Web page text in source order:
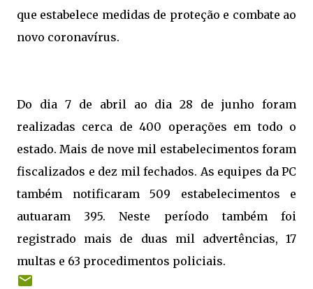
que estabelece medidas de proteção e combate ao
novo coronavírus.
Do dia 7 de abril ao dia 28 de junho foram
realizadas cerca de 400 operações em todo o
estado. Mais de nove mil estabelecimentos foram
fiscalizados e dez mil fechados. As equipes da PC
também notificaram 509 estabelecimentos e
autuaram 395. Neste período também foi
registrado mais de duas mil advertências, 17
multas e 63 procedimentos policiais.